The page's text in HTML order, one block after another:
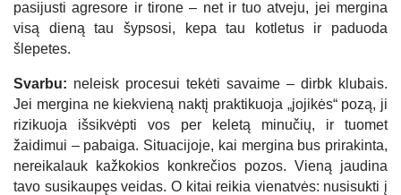
pasijusti agresore ir tirone – net ir tuo atveju, jei mergina
visą dieną tau šypsosi, kepa tau kotletus ir paduoda
šlepetes.
Svarbu: neleisk procesui tekėti savaime – dirbk klubais.
Jei mergina ne kiekvieną naktį praktikuoja „jojikės“ pozą, ji
rizikuoja išsikvėpti vos per keletą minučių, ir tuomet
žaidimui – pabaiga. Situacijoje, kai mergina bus prirakinta,
nereikalauk kažkokios konkrečios pozos. Vieną jaudina
tavo susikaupęs veidas. O kitai reikia vienatvės: nusisukti į